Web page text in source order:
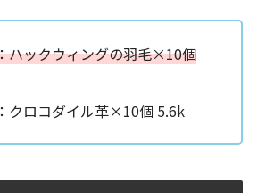
ハックウィングの羽毛×10個
クロコダイル革×10個 5.6k